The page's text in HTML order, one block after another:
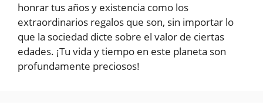
honrar tus años y existencia como los
extraordinarios regalos que son, sin importar lo
que la sociedad dicte sobre el valor de ciertas
edades. ¡Tu vida y tiempo en este planeta son
profundamente preciosos!